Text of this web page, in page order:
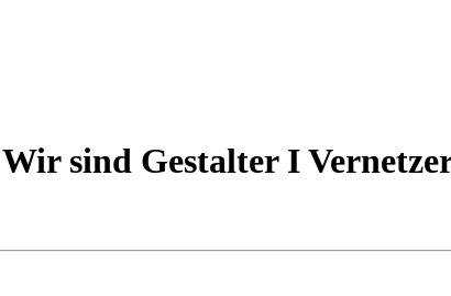
sind Gestalter I